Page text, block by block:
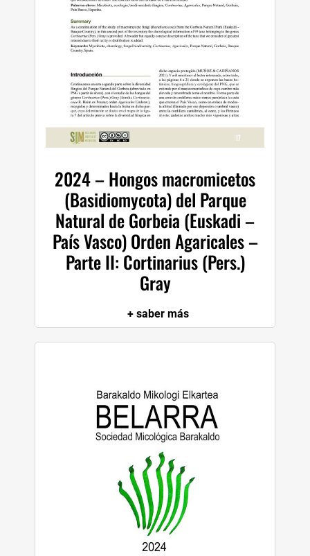
2024 – Hongos macromicetos
(Basidiomycota) del Parque
Natural de Gorbeia (Euskadi –
País Vasco) Orden Agaricales –
Parte II: Cortinarius (Pers.)
Gray
+ saber más